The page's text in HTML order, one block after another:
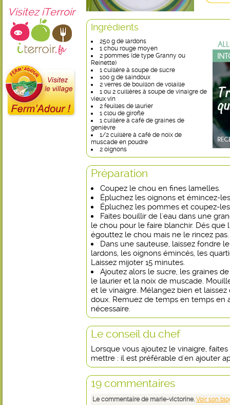
Visitez iTerroir
Ingrédients
250 g de lardons
1 chou rouge moyen
2 pommes (de type Granny ou
Reinette)
1 cuillère à soupe de sucre
100 g de saindoux
2 verres de bouillon de volaille
1 ou 2 cuillères à soupe de vinaigre de
vieux vin
2 feuilles de laurier
1 clou de girofle
1 cuillère à café de graines de
genièvre
1/2 cuillère à café de noix de
muscade en poudre
2 oignons
Préparation
Coupez le chou en fines lamelles.
Épluchez les oignons et émincez-
Épluchez les pommes et coupez-
Faites bouillir de l'eau dans une
le chou pour le faire blanchir. Dés que
égouttez le chou mais ne le rincez pas.
Dans une sauteuse, laissez fondre
lardons, les oignons émincés, les
Laissez mijoter 15 minutes.
Ajoutez alors le sucre, les graines
le laurier et la noix de muscade.
et le vinaigre. Mélangez bien et
doux. Remuez de temps en temps en
nécessaire.
Le conseil du chef
Lorsque vous ajoutez le vinaigre,
mettre : il est préférable d'en ajouter
19 commentaires
Le commentaire de marie-victorine. Voir son